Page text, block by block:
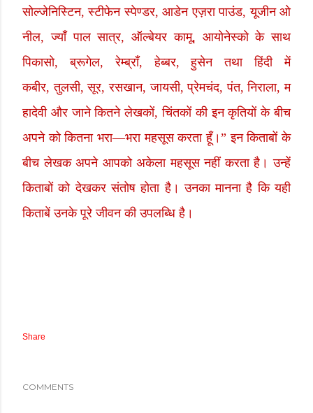
सोल्जेनिस्टिन,स्टीफेन स्पेण्डर,आडेन एज़रा पाउंड,यूजीन ओ
नील,ज्याँ पाल सात्र, ऑल्बेयर कामू, आयोनेस्को के साथ
पिकासो,ब्रूगेल,रेम्ब्राँ,हेब्बर,हुसेन तथा हिंदी में
कबीर,तुलसी,सूर,रसखान, जायसी,प्रेमचंद,पंत,निराला,म
हादेवी और जाने कितने लेखकों,चिंतकों की इन कृतियों के बीच
अपने को कितना भरा—भरा महसूस करता हूँ।” इन किताबों के
बीच लेखक अपने आपको अकेला महसूस नहीं करता है। उन्हें
किताबों को देखकर संतोष होता है। उनका मानना है कि यही
किताबें उनके पूरे जीवन की उपलब्धि है।
Share
COMMENTS